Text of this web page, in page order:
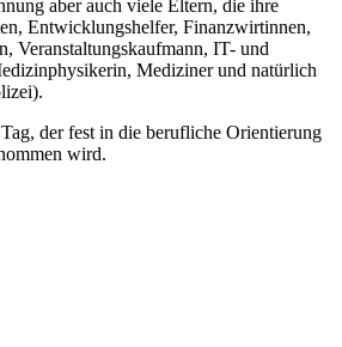
aber auch viele Eltern, die ihre
Entwicklungshelfer, Finanzwirtinnen,
Veranstaltungskaufmann, IT- und
Mediziner und natürlich
der fest in die berufliche Orientierung
wird.